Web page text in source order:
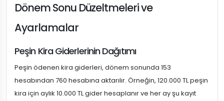
Dönem Sonu Düzeltmeleri ve
Ayarlamalar
Peşin Kira Giderlerinin Dağıtımı
Peşin ödenen kira giderleri, dönem sonunda 153
hesabından 760 hesabına aktarılır. Örneğin, 120.000 TL peşin
kira için aylık 10.000 TL gider hesaplanır ve her ay şu kayıt